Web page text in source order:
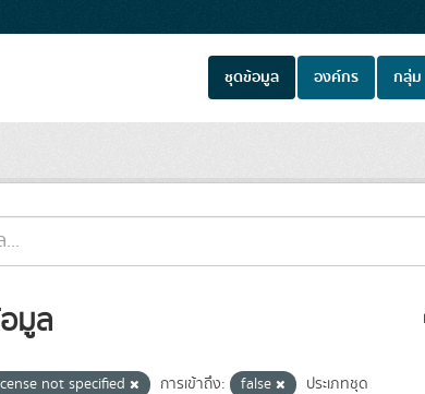
ชุดข้อมูล องค์กร กลุ่ม
มูล
not specified การเข้าถึง: false
ประเภทชุด